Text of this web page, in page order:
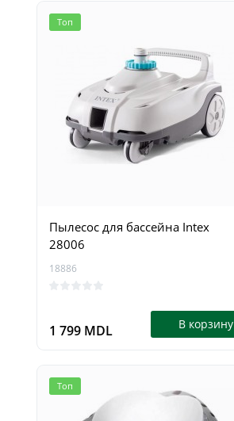
Топ
Пылесос для бассейна Intex
28006
18886
1 799 MDL В корзину
Топ